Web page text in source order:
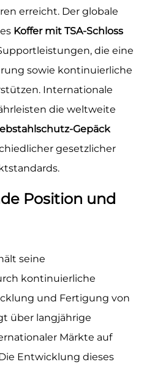
erreicht. Der globale
Koffer mit TSA-Schloss
die eine
sowie kontinuierliche
Internationale
die weltweite
Gepäck
gesetzlicher
Position und
seine
kontinuierliche
und Fertigung von
über langjährige
Märkte auf
Entwicklung dieses